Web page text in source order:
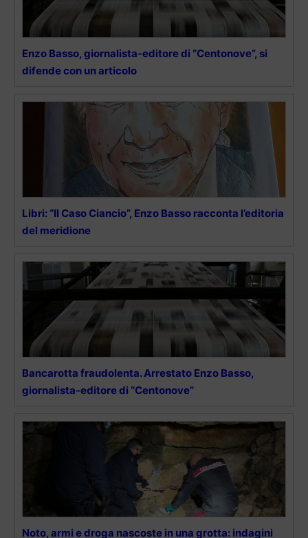
Enzo Basso, giornalista-editore di “Centonove”, si
difende con un articolo
Libri: “Il Caso Ciancio”, Enzo Basso racconta l’editoria
del meridione
Bancarotta fraudolenta. Arrestato Enzo Basso,
giornalista-editore di “Centonove”
Noto, armi e droga nascoste in una grotta: indagini